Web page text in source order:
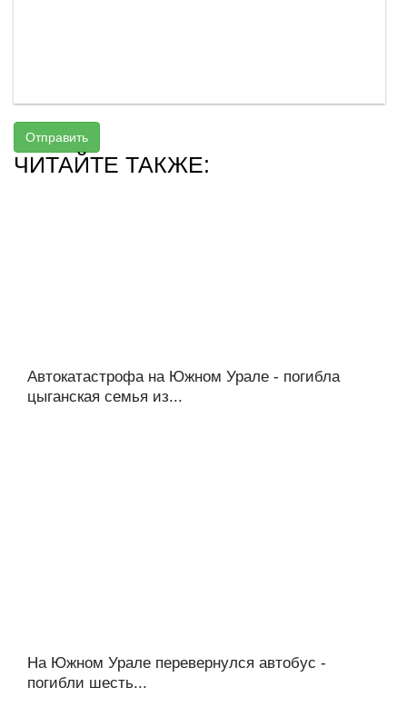
Отправить
ЧИТАЙТЕ ТАКЖЕ:
Автокатастрофа на Южном Урале - погибла
цыганская семья из...
На Южном Урале перевернулся автобус -
погибли шесть...